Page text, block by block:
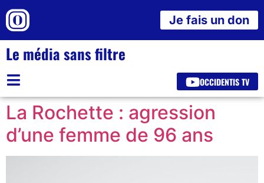
Je fais un don
Le média sans filtre
OCCIDENTIS TV
La Rochette : agression
d’une femme de 96 ans